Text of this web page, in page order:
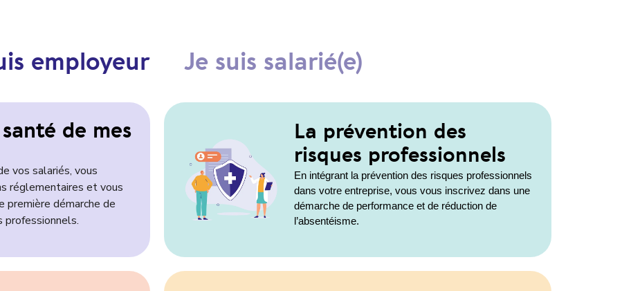
employeur Je suis salarié(e)
de mes
vos salariés, vous
réglementaires et vous
première démarche de
professionnels.
La prévention des
risques professionnels
En intégrant la prévention des risques professionnels
dans votre entreprise, vous vous inscrivez dans une
démarche de performance et de réduction de
l’absentéisme.